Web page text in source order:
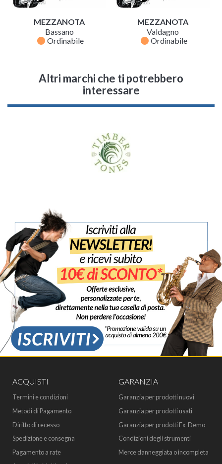
MEZZANOTA
Bassano
fiber_manual_record Ordinabile
MEZZANOTA
Valdagno
fiber_manual_record Ordinabile
Altri marchi che ti potrebbero
interessare
ACQUISTI
Termini e condizioni
Metodi di Pagamento
Diritto di recesso
Spedizione e consegna
Pagamento a rate
GARANZIA
Garanzia per prodotti nuovi
Garanzia per prodotti usati
Garanzia per prodotti Ex-Demo
Condizioni degli strumenti
Merce danneggiata o incompleta